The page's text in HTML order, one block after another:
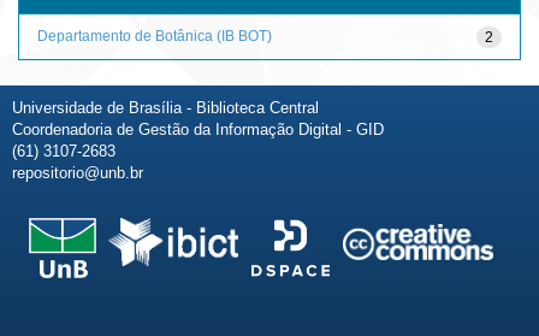
2
Departamento de Botânica (IB BOT)
Universidade de Brasília - Biblioteca Central
Coordenadoria de Gestão da Informação Digital - GID
(61) 3107-2683
repositorio@unb.br